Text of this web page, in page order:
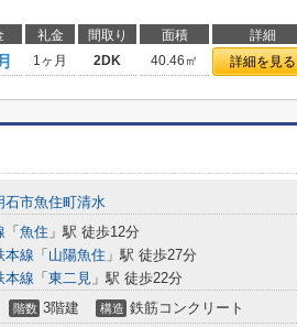
礼金 間取り 面積 詳細
1ヶ月 2DK 40.46㎡ 詳細を見る
石市魚住町清水
「 魚住 」駅 徒歩12分
本線 「 山陽魚住 」駅 徒歩27分
本線 「 東二見 」駅 徒歩22分
階数 3階建 構造 鉄筋コンクリート